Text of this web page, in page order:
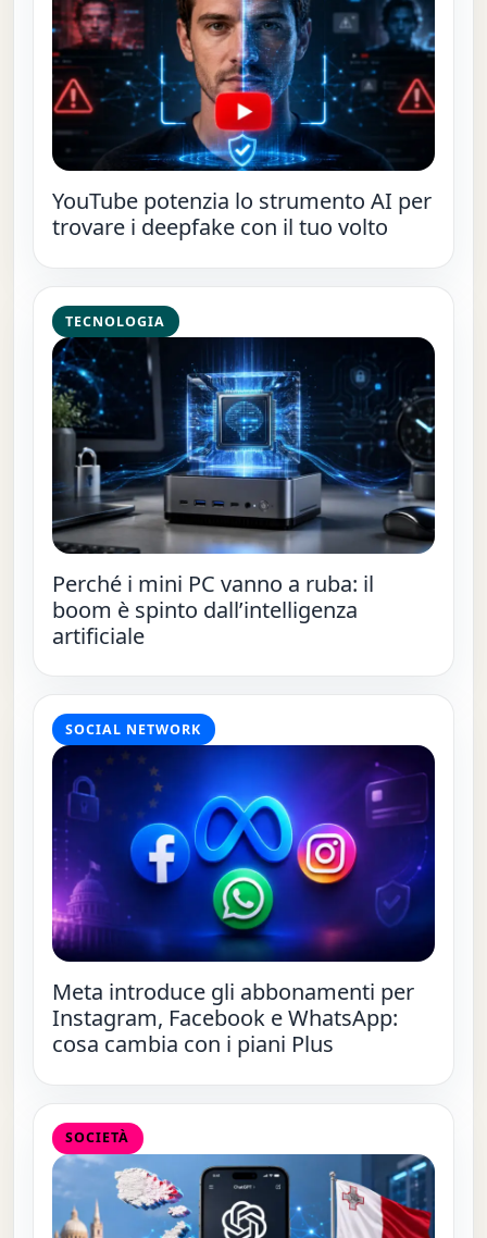
YouTube potenzia lo strumento AI per
trovare i deepfake con il tuo volto
TECNOLOGIA
Perché i mini PC vanno a ruba: il
boom è spinto dall’intelligenza
artificiale
SOCIAL NETWORK
Meta introduce gli abbonamenti per
Instagram, Facebook e WhatsApp:
cosa cambia con i piani Plus
SOCIETÀ